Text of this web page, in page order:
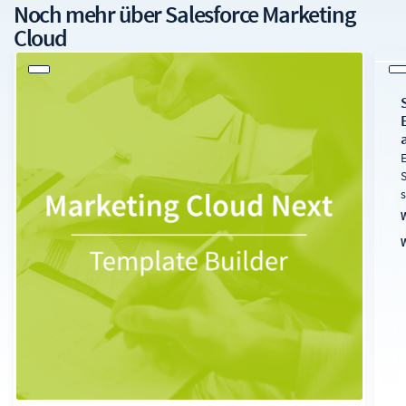
Noch mehr überSalesforce Marketing
Cloud